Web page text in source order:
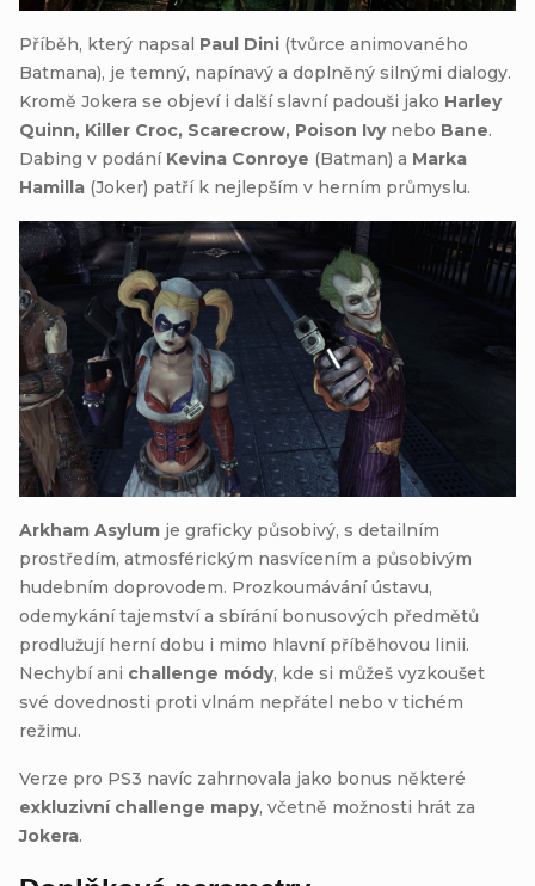
Příběh, který napsal Paul Dini (tvůrce animovaného
Batmana), je temný, napínavý a doplněný silnými dialogy.
Kromě Jokera se objeví i další slavní padouši jako Harley
Quinn, Killer Croc, Scarecrow, Poison Ivynebo Bane.
Dabing v podání Kevina Conroye (Batman) a Marka
Hamilla (Joker) patří k nejlepším v herním průmyslu.
Arkham Asylum je graficky působivý, s detailním
prostředím, atmosférickým nasvícením a působivým
hudebním doprovodem. Prozkoumávání ústavu,
odemykání tajemství a sbírání bonusových předmětů
prodlužují herní dobu i mimo hlavní příběhovou linii.
Nechybí ani challenge módy, kde si můžeš vyzkoušet
své dovednosti proti vlnám nepřátel nebo v tichém
režimu.
Verze pro PS3 navíc zahrnovala jako bonus některé
exkluzivní challenge mapy, včetně možnosti hrát za
Jokera.